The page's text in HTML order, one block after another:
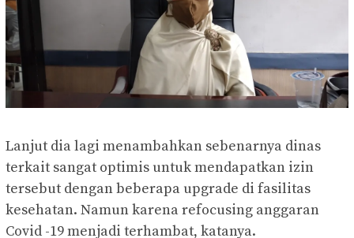
Lanjut dia lagi menambahkan sebenarnya dinas
terkait sangat optimis untuk mendapatkan izin
tersebut dengan beberapa upgrade di fasilitas
kesehatan. Namun karena refocusing anggaran
Covid -19 menjadi terhambat, katanya.